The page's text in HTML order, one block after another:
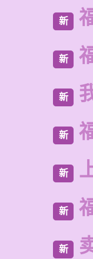
新
新
新
新
新
新
新